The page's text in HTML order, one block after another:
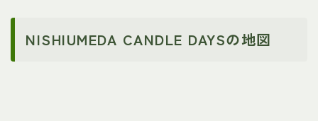
NISHIUMEDA CANDLE DAYSの地図